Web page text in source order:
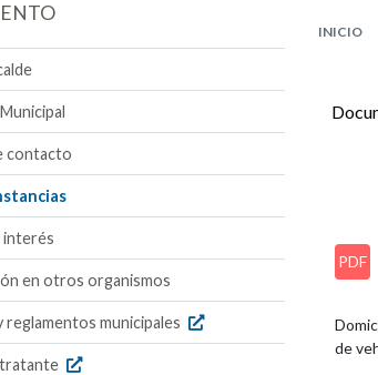
contacto
interés
en otros organismos
reglamentos municipales
INICIO
PDF
de